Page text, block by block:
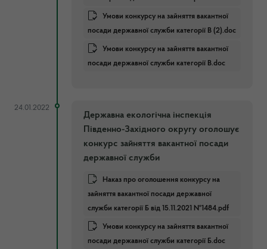
Умови конкурсу на зайняття вакантної
посади державної служби категорії В (2).doc
Умови конкурсу на зайняття вакантної
посади державної служби категорії В.doc
24.01.2022
Державна екологічна інспекція
Південно-Західного округу оголошує
конкурс зайняття вакантної посади
державної служби
Наказ про оголошення конкурсу на
зайняття вакантної посади державної
служби категорії Б від 15.11.2021 №1484.pdf
Умови конкурсу на зайняття вакантної
посади державної служби категорії Б.doc